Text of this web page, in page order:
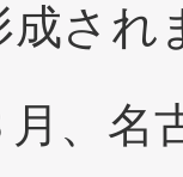
成され
月、名